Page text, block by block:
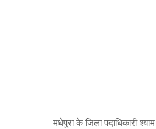
मधेपुरा के जिला पदाधिकारी